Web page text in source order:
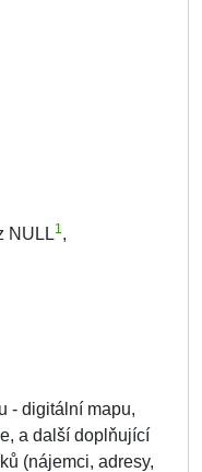
NULL1,
- digitální mapu,
a další doplňující
(nájemci, adresy,